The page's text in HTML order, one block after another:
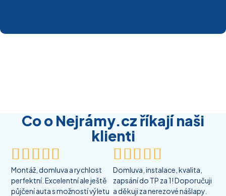
Co o Nejrámy.cz říkají naši
klienti

Montáž, domluva a rychlost
perfektní. Excelentní ale ještě
půjčení auta s možností výletu

Domluva, instalace, kvalita,
zapsání do TP za 1! Doporučuji
a děkuji za nerezové nášlapy.